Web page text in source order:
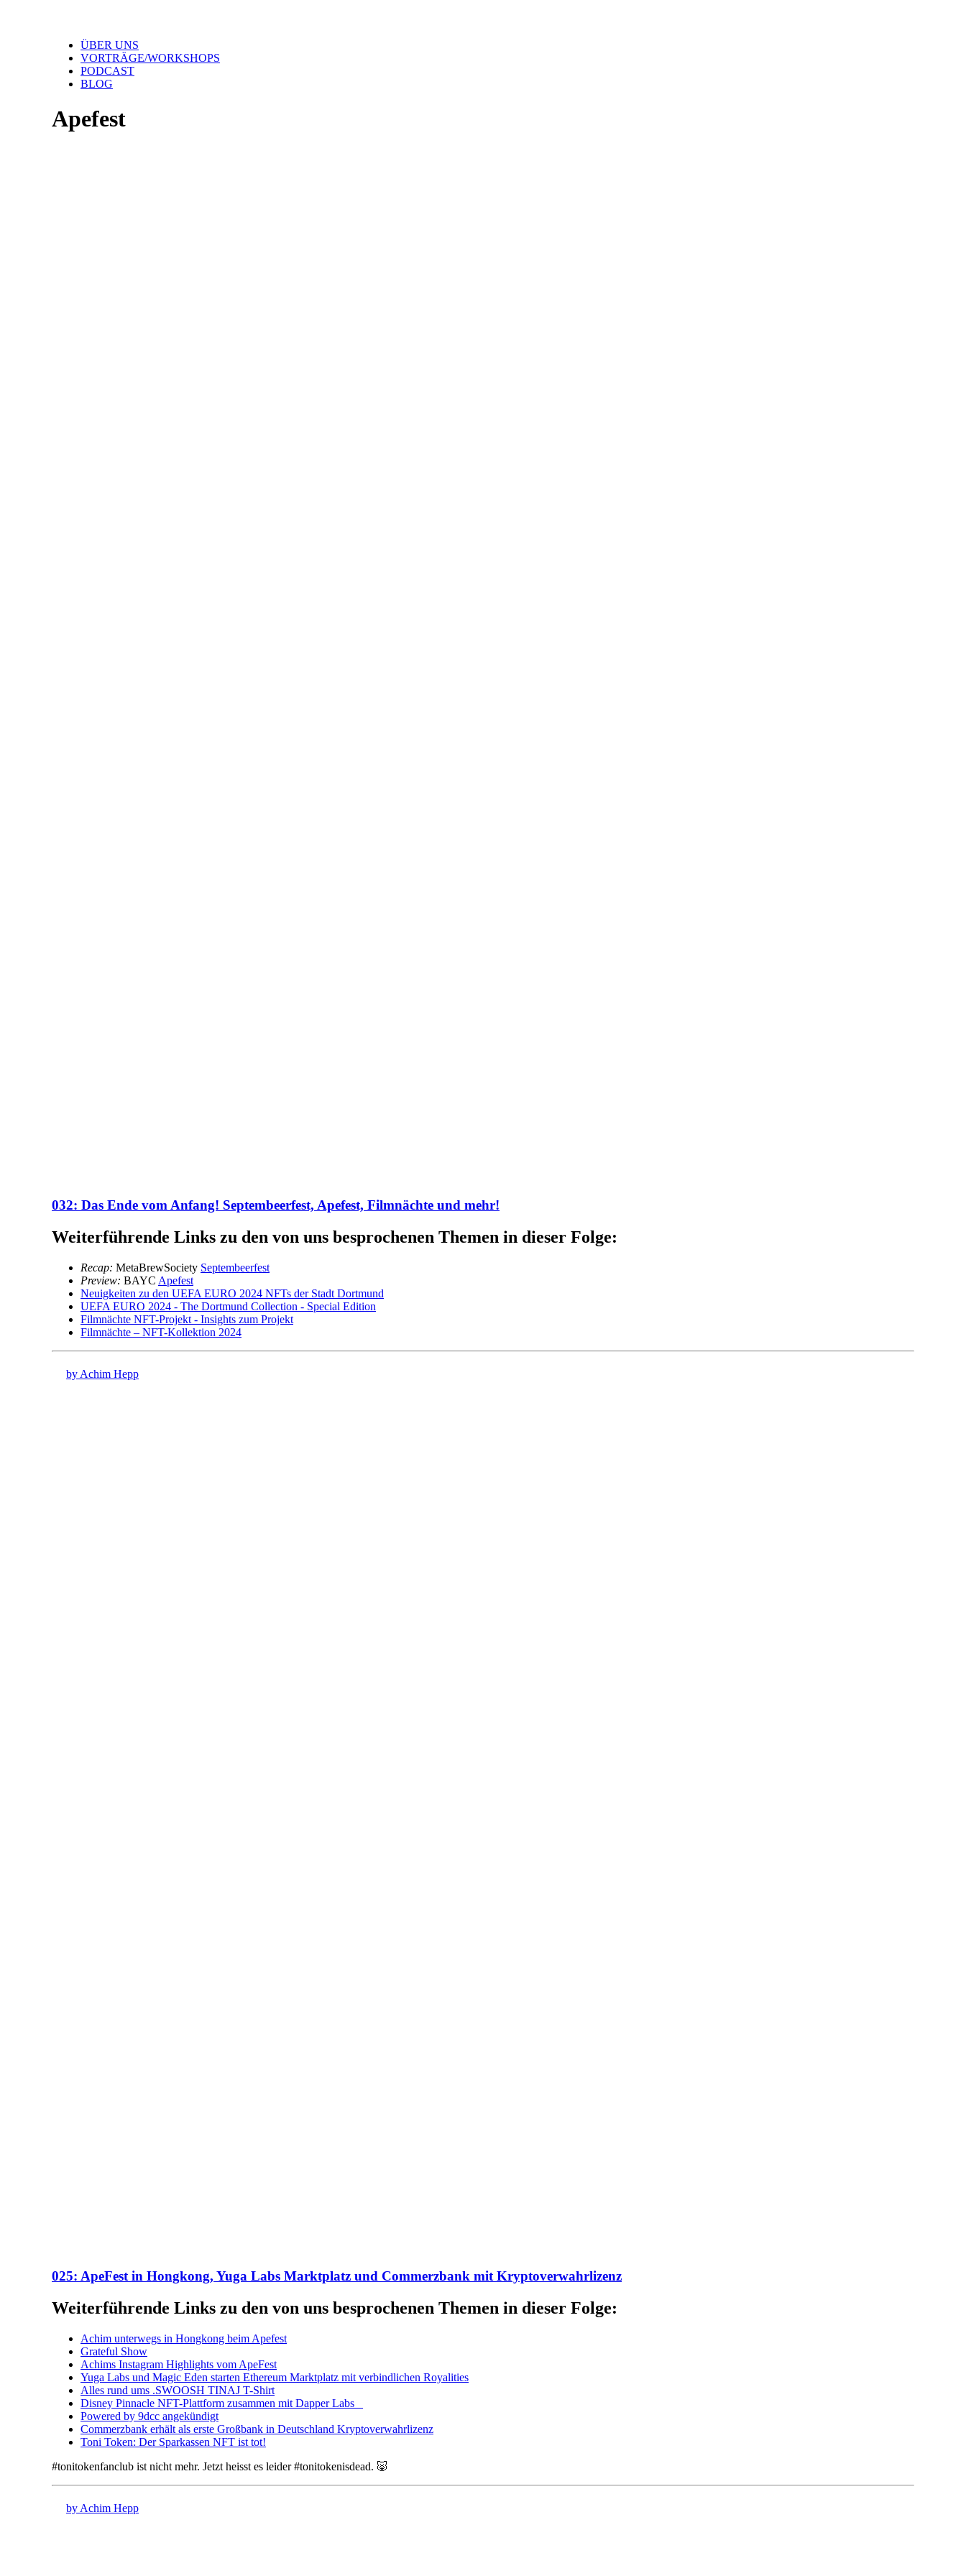
ÜBER UNS
VORTRÄGE/WORKSHOPS
PODCAST
BLOG
Apefest
032: Das Ende vom Anfang! Septembeerfest, Apefest, Filmnächte und mehr!
Weiterführende Links zu den von uns besprochenen Themen in dieser Folge:
Recap: MetaBrewSociety Septembeerfest
Preview: BAYC Apefest
Neuigkeiten zu den UEFA EURO 2024 NFTs der Stadt Dortmund
UEFA EURO 2024 - The Dortmund Collection - Special Edition
Filmnächte NFT-Projekt - Insights zum Projekt
Filmnächte – NFT-Kollektion 2024
by Achim Hepp
025: ApeFest in Hongkong, Yuga Labs Marktplatz und Commerzbank mit Kryptoverwahrlizenz
Weiterführende Links zu den von uns besprochenen Themen in dieser Folge:
Achim unterwegs in Hongkong beim Apefest
Grateful Show
Achims Instagram Highlights vom ApeFest
Yuga Labs und Magic Eden starten Ethereum Marktplatz mit verbindlichen Royalities
Alles rund ums .SWOOSH TINAJ T-Shirt
Disney Pinnacle NFT-Plattform zusammen mit Dapper Labs
Powered by 9dcc angekündigt
Commerzbank erhält als erste Großbank in Deutschland Kryptoverwahrlizenz
Toni Token: Der Sparkassen NFT ist tot!
#tonitokenfanclub ist nicht mehr. Jetzt heisst es leider #tonitokenisdead. 🐷
by Achim Hepp